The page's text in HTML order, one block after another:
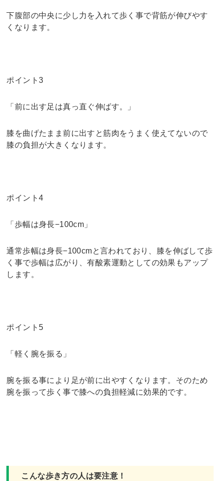
下腹部の中央に少し力を入れて歩く事で背筋が伸びやす
くなります。
ポイント3
「前に出す足は真っ直ぐ伸ばす。」
膝を曲げたまま前に出すと筋肉をうまく使えてないので
膝の負担が大きくなります。
ポイント4
「歩幅は身長−100cm」
通常歩幅は身長−100cmと言われており、膝を伸ばして歩
く事で歩幅は広がり、有酸素運動としての効果もアップ
します。
ポイント5
「軽く腕を振る」
腕を振る事により足が前に出やすくなります。そのため
腕を振って歩く事で膝への負担軽減に効果的です。
こんな歩き方の人は要注意！